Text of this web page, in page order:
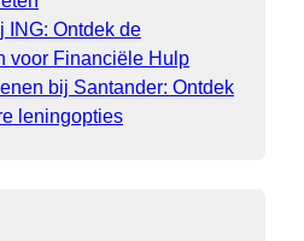
ING: Ontdek de
voor Financiële Hulp
bij Santander: Ontdek
leningopties